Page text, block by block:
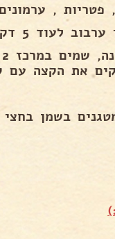
, ערמונים
דקות ומקררים❄.
את הקצה עם
בשמן